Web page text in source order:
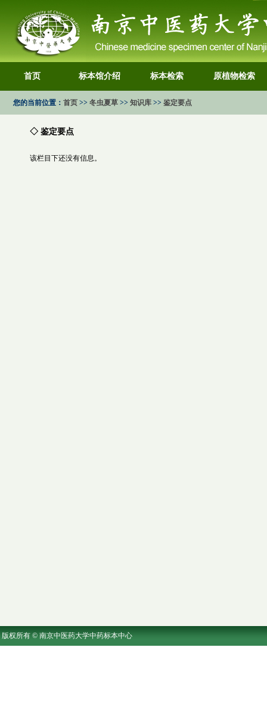
首页 标本馆介绍 标本检索 原植物检索
您的当前位置： 首页 >> 冬虫夏草 >> 知识库 >> 鉴定要点
◇ 鉴定要点
该栏目下还没有信息。
版权所有 © 南京中医药大学中药标本中心